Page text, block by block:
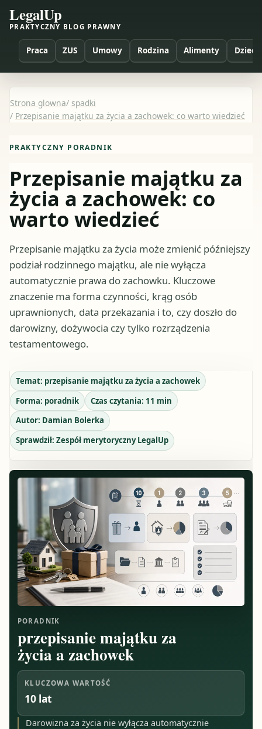
LegalUp
PRAKTYCZNY BLOG PRAWNY
Praca ZUS Umowy Rodzina Alimenty Dzieci
Strona glowna/ spadki
/ Przepisanie majątku za życia a zachowek: co warto wiedzieć
PRAKTYCZNY PORADNIK
Przepisanie majątku za
życia a zachowek: co
warto wiedzieć
Przepisanie majątku za życia może zmienić późniejszy
podział rodzinnego majątku, ale nie wyłącza
automatycznie prawa do zachowku. Kluczowe
znaczenie ma forma czynności, krąg osób
uprawnionych, data przekazania i to, czy doszło do
darowizny, dożywocia czy tylko rozrządzenia
testamentowego.
Temat: przepisanie majątku za życia a zachowek
Forma: poradnik Czas czytania: 11 min
Autor: Damian Bolerka
Sprawdził: Zespół merytoryczny LegalUp
PORADNIK
przepisanie majątku za
życia a zachowek
KLUCZOWA WARTOŚĆ
10 lat
Darowizna za życia nie wyłącza automatycznie